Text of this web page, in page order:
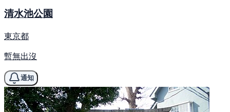
清水池公園
東京都
暫無出沒
通知